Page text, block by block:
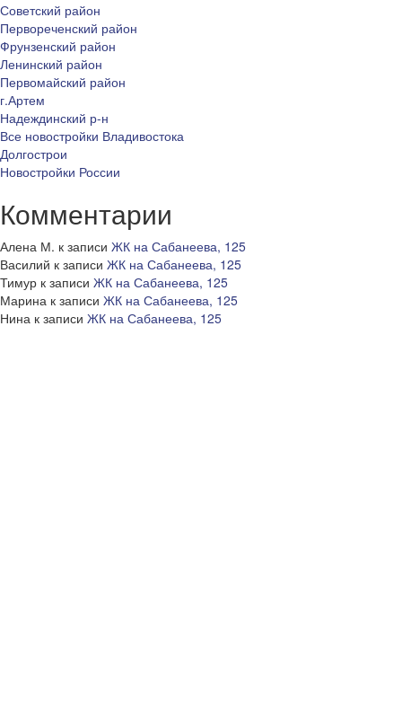
Советский район
Первореченский район
Фрунзенский район
Ленинский район
Первомайский район
г.Артем
Надеждинский р-н
Все новостройки Владивостока
Долгострои
Новостройки России
Комментарии
Алена М. к записи ЖК на Сабанеева, 125
Василий к записи ЖК на Сабанеева, 125
Тимур к записи ЖК на Сабанеева, 125
Марина к записи ЖК на Сабанеева, 125
Нина к записи ЖК на Сабанеева, 125